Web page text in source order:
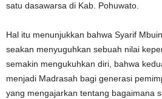
satu dasawarsa di Kab. Pohuwato.
Hal itu menunjukkan bahwa Syarif
seakan menyuguhkan sebuah nilai
semakin mengukuhkan diri, bahwa
menjadi Madrasah bagi generasi
yang mengajarkan tentang bagaimana